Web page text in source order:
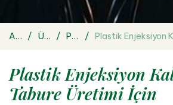
Anasayfa Ürünler Plastik Enjeksiyon Kalıpları
Plastik Enjeksiyon
Tabure Üretimi İçin